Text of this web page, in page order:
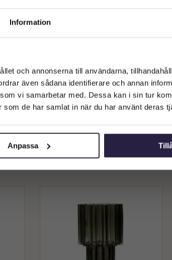
Information
och annonserna till användarna,
även sådana identifierare och annan
vi samarbetar med. Dessa kan i sin tur
de har samlat in när du har använt deras
Anpassa
&
Belysning l Bordslampa Kristall
2199kr
Lägg till i varukorg
till Webflower
Du kan alltid justera ditt val längst upp
(exkl. moms)